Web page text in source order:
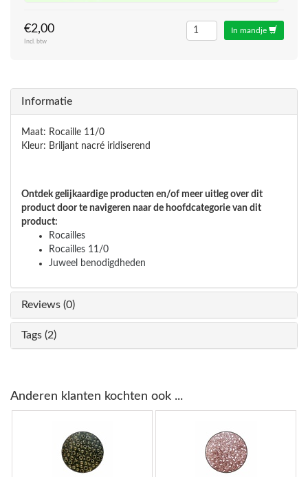
€2,00
Incl. btw
In mandje
Informatie
Maat: Rocaille 11/0
Kleur: Briljant nacré iridiserend
Ontdek gelijkaardige producten en/of meer uitleg over dit
product door te navigeren naar de hoofdcategorie van dit
product:
Rocailles
Rocailles 11/0
Juweel benodigdheden
Reviews (0)
Tags (2)
Anderen klanten kochten ook ...